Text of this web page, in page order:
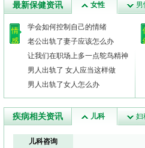
最新保健资讯 女性 男
情
感
学会如何控制自己的情绪
老公出轨了妻子应该怎么办
让我们在职场上多一点鸵鸟精神
男人出轨了 女人应当这样做
男人出轨了女人怎么办
疾病相关资讯 儿科 妇
儿科咨询